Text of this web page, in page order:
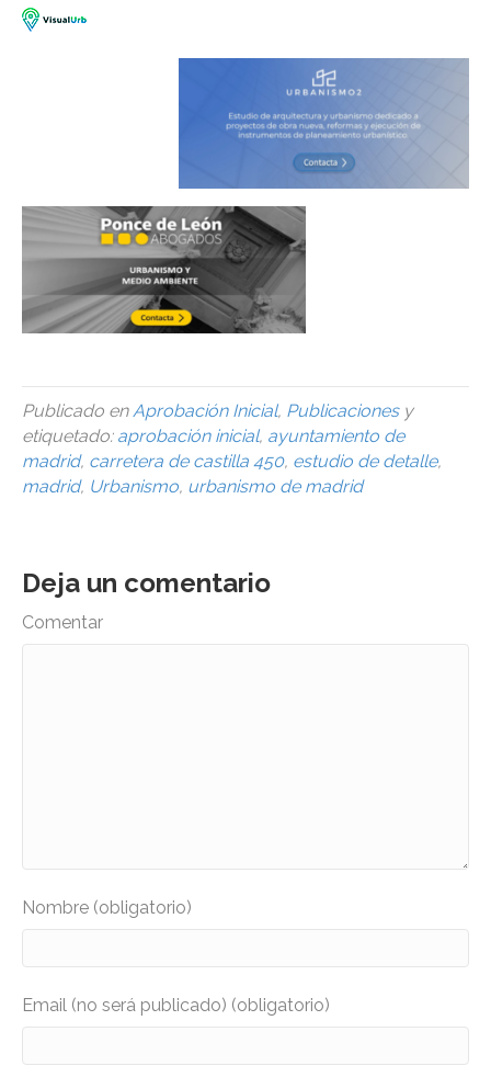
Publicado enAprobación Inicial, Publicacionesy
etiquetado: aprobación inicial, ayuntamiento de
madrid, carretera de castilla 450, estudio de detalle,
madrid, Urbanismo, urbanismo de madrid
Deja un comentario
Comentar
Nombre (obligatorio)
Email (no será publicado) (obligatorio)